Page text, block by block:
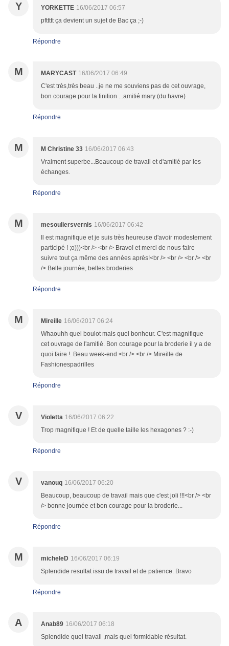
Y YORKETTE 16/06/2017 06:57
pfttttt ça devient un sujet de Bac ça ;-)
Répondre
M MARYCAST 16/06/2017 06:49
C'est très,très beau ..je ne me souviens pas de cet ouvrage,
bon courage pour la finition ...amitié mary (du havre)
Répondre
M M Christine 33 16/06/2017 06:43
Vraiment superbe...Beaucoup de travail et d'amitié par les
échanges.
Répondre
M mesouliersvernis 16/06/2017 06:42
Il est magnifique et je suis très heureuse d'avoir modestement
participé ! ;o)))<br /> <br /> Bravo! et merci de nous faire
suivre tout ça même des années après!<br /> <br /> <br /> <br
/> Belle journée, belles broderies
Répondre
M Mireille 16/06/2017 06:24
Whaouhh quel boulot mais quel bonheur. C'est magnifique
cet ouvrage de l'amitié. Bon courage pour la broderie il y a de
quoi faire !. Beau week-end <br /> <br /> Mireille de
Fashionespadrilles
Répondre
V Violetta 16/06/2017 06:22
Trop magnifique ! Et de quelle taille les hexagones ? :-)
Répondre
V vanouq 16/06/2017 06:20
Beaucoup, beaucoup de travail mais que c'est joli !!!<br /> <br
/> bonne journée et bon courage pour la broderie...
Répondre
M micheleD 16/06/2017 06:19
Splendide resultat issu de travail et de patience. Bravo
Répondre
A Anab89 16/06/2017 06:18
Splendide quel travail ,mais quel formidable résultat.